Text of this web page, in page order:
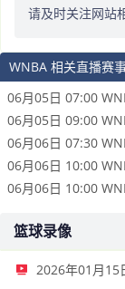
请及时关注网站
WNBA 相关直播赛
06月05日 07:00
06月05日 09:00
06月06日 07:30
06月06日 10:00
06月06日 10:00
篮球录像
2026年01月15